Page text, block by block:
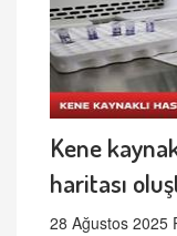
Kene
haritası
28 Ağustos 2025